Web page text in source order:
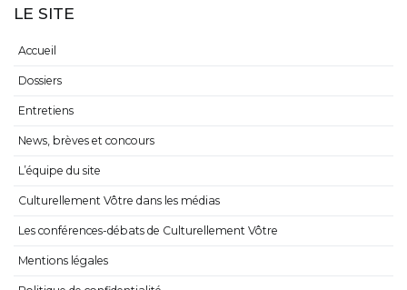
LE SITE
Accueil
Dossiers
Entretiens
News, brèves et concours
L’équipe du site
Culturellement Vôtre dans les médias
Les conférences-débats de Culturellement Vôtre
Mentions légales